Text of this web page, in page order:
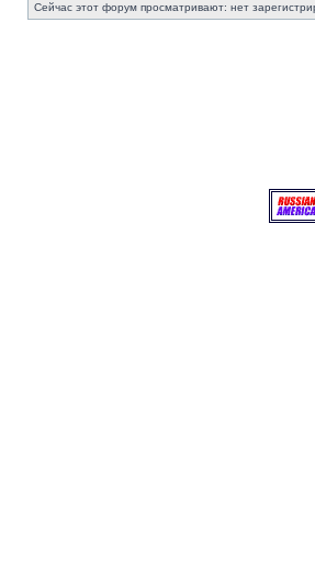
Сейчас этот форум просматривают: нет